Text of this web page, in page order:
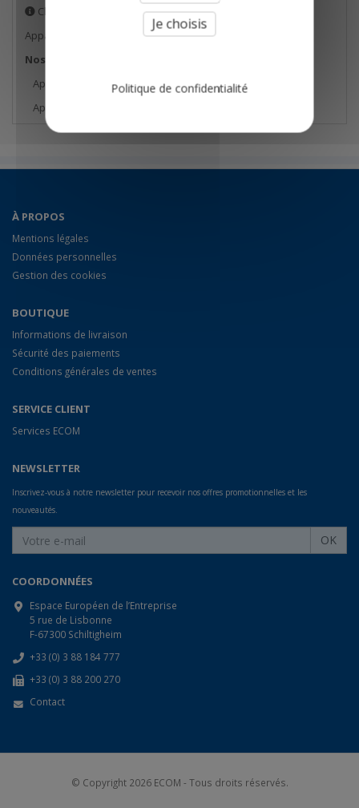
Choisir votre analyseur de combustion
Appareils de mesure
Nos bonnes affaires
Appareils de démonstration
Appareils reconditionnés à neuf
À PROPOS
Mentions légales
Données personnelles
Gestion des cookies
BOUTIQUE
Informations de livraison
Sécurité des paiements
Conditions générales de ventes
SERVICE CLIENT
Services ECOM
NEWSLETTER
Inscrivez-vous à notre newsletter pour recevoir nos offres promotionnelles et les
nouveautés.
OK
COORDONNÉES
Espace Européen de l’Entreprise
5 rue de Lisbonne
F-67300 Schiltigheim
+33 (0) 3 88 184 777
+33 (0) 3 88 200 270
Contact
© Copyright 2026 ECOM - Tous droits réservés.
Je choisis
Politique de confidentialité